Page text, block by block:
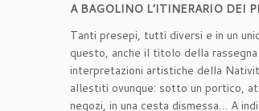
A BAGOLINO L’ITINERARIO DEI
Tanti presepi, tutti diversi e in un
questo, anche il titolo della
interpretazioni artistiche della
allestiti ovunque: sotto un portico,
negozi, in una cesta dismessa… A